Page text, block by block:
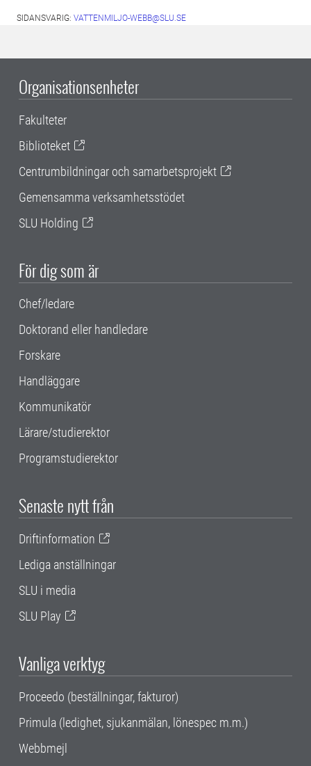
SIDANSVARIG: VATTENMILJO-WEBB@SLU.SE
Organisationsenheter
Fakulteter
Biblioteket
Centrumbildningar och samarbetsprojekt
Gemensamma verksamhetsstödet
SLU Holding
För dig som är
Chef/ledare
Doktorand eller handledare
Forskare
Handläggare
Kommunikatör
Lärare/studierektor
Programstudierektor
Senaste nytt från
Driftinformation
Lediga anställningar
SLU i media
SLU Play
Vanliga verktyg
Proceedo (beställningar, fakturor)
Primula (ledighet, sjukanmälan, lönespec m.m.)
Webbmejl